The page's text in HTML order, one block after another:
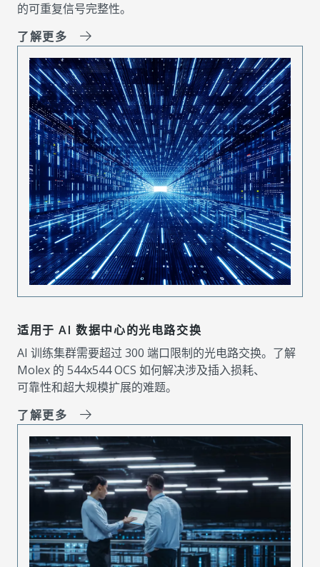
的可重复信号完整性。
了解更多
适用于 AI 数据中心的光电路交换
AI 训练集群需要超过 300 端口限制的光电路交换。了解
Molex 的 544x544 OCS 如何解决涉及插入损耗、
可靠性和超大规模扩展的难题。
了解更多